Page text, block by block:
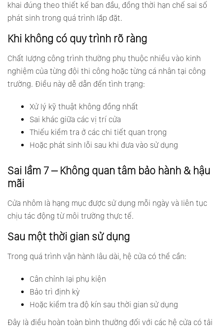
khai đúng theo thiết kế ban đầu, đồng thời hạn chế sai số
phát sinh trong quá trình lắp đặt.
Khi không có quy trình rõ ràng
Chất lượng công trình thường phụ thuộc nhiều vào kinh
nghiệm của từng đội thi công hoặc từng cá nhân tại công
trường. Điều này dễ dẫn đến tình trạng:
Xử lý kỹ thuật không đồng nhất
Sai khác giữa các vị trí cửa
Thiếu kiểm tra ở các chi tiết quan trọng
Hoặc phát sinh lỗi sau khi đưa vào sử dụng
Sai lầm 7 – Không quan tâm bảo hành & hậu
mãi
Cửa nhôm là hạng mục được sử dụng mỗi ngày và liên tục
chịu tác động từ môi trường thực tế.
Sau một thời gian sử dụng
Trong quá trình vận hành lâu dài, hệ cửa có thể cần:
Cân chỉnh lại phụ kiện
Bảo trì định kỳ
Hoặc kiểm tra độ kín sau thời gian sử dụng
Đây là điều hoàn toàn bình thường đối với các hệ cửa có tải